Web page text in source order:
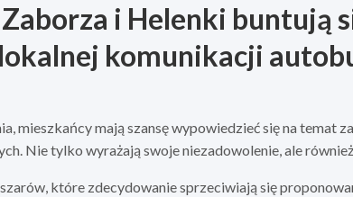
i Helenki buntują
komunikacji
mieszkańcy mają szansę wypowiedzieć się na temat
Nie tylko wyrażają swoje niezadowolenie, ale
które zdecydowanie sprzeciwiają się